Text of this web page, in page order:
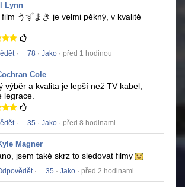
Lynn
film うずまき je velmi pěkný, v kvalitě
· 78 · Jako · před 1 hodinou
Cole
výběr a kvalita je lepší než TV kabel,
legrace.
· 35 · Jako · před 8 hodinami
Magner
jsem také skrz to sledovat filmy
· 35 · Jako · před 2 hodinami